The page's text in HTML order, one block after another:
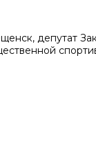
депутат